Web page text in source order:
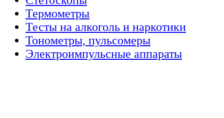
Термометры
Тесты на алкоголь и наркотики
Тонометры, пульсомеры
Электроимпульсные аппараты